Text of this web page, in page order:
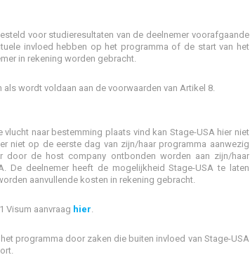
voor studieresultaten van de deelnemer voorafgaande
invloed hebben op het programma of de start van het
in rekening worden gebracht.
wordt voldaan aan de voorwaarden van Artikel 8.
naar bestemming plaats vind kan Stage-USA hier niet
niet op de eerste dag van zijn/haar programma aanwezig
door de host company ontbonden worden aan zijn/haar
De deelnemer heeft de mogelijkheid Stage-USA te laten
aanvullende kosten in rekening gebracht.
Visum aanvraag hier.
programma door zaken die buiten invloed van Stage-USA